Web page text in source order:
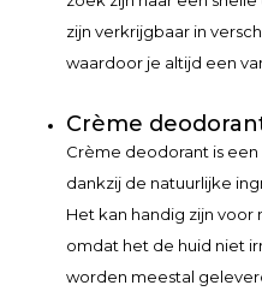
zijn verkrijgbaar in
waardoor je altijd een
Crème
Crème deodorant is
dankzij de natuurlijke
Het kan handig zijn
omdat het de huid niet
worden meestal